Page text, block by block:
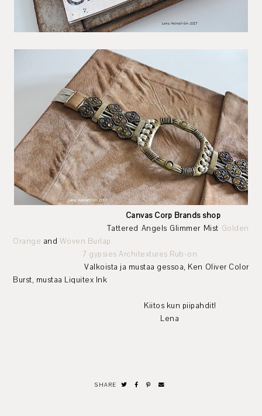
Canvas Corp Brands shop
Tattered Angels Glimmer Mist Golden
Orange and Woven Burlap
7 gypsies Architextures Rub-on
Valkoista ja mustaa gessoa, Ken Oliver Color
Burst, mustaa Liquitex Ink
Kiitos kun piipahdit!
Lena
SHARE